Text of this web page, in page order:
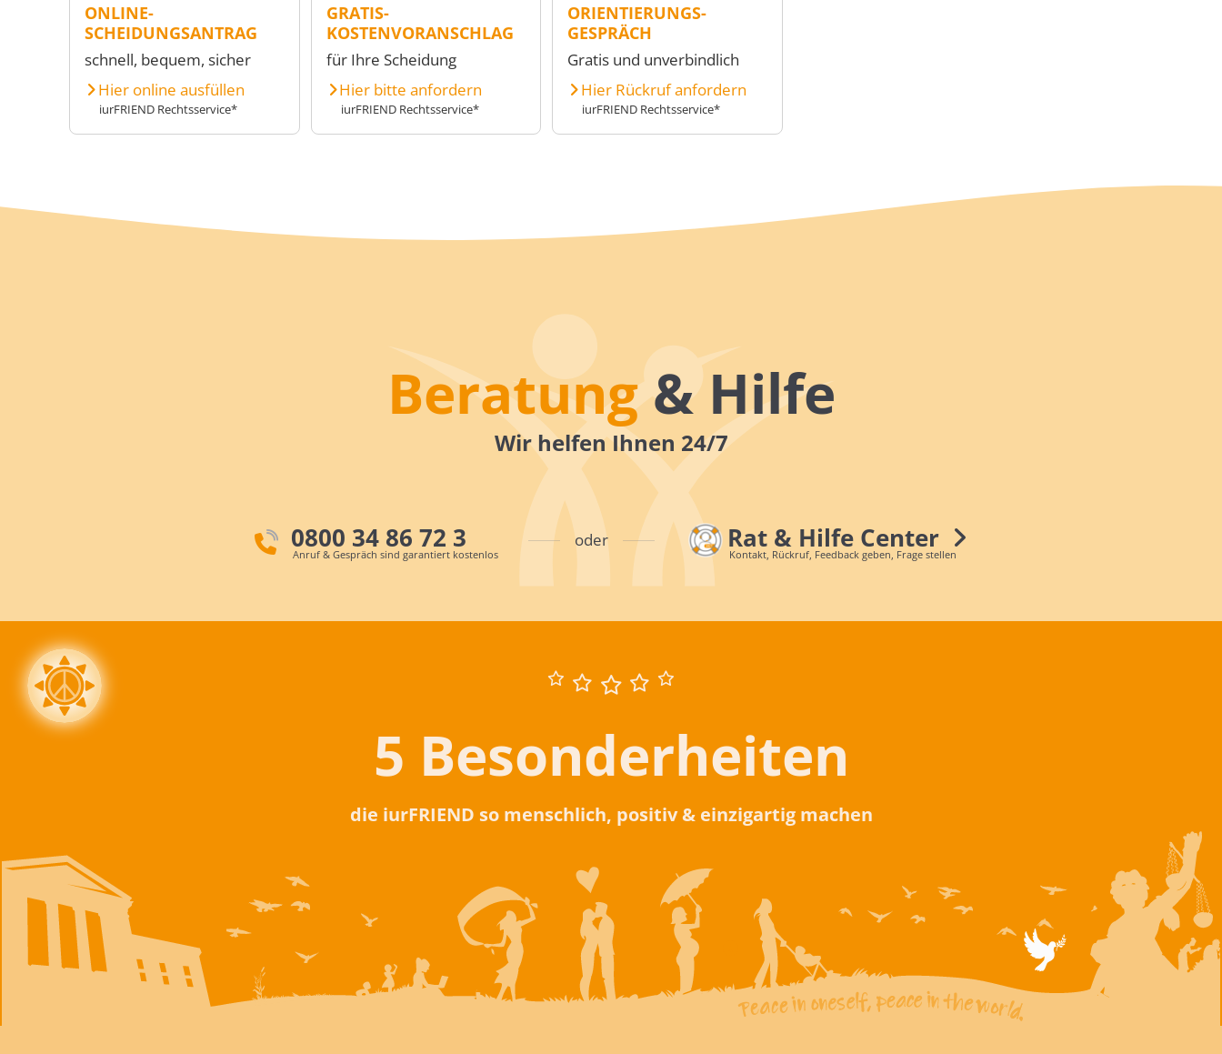
ONLINE-
SCHEIDUNGSANTRAG
schnell, bequem, sicher
Hier online ausfüllen
iurFRIEND Rechtsservice*
GRATIS-
KOSTENVORANSCHLAG
für Ihre Scheidung
Hier bitte anfordern
iurFRIEND Rechtsservice*
ORIENTIERUNGS-
GESPRÄCH
Gratis und unverbindlich
Hier Rückruf anfordern
iurFRIEND Rechtsservice*
Beratung& Hilfe
Wir helfen Ihnen 24/7
0800 34 86 72 3
Anruf & Gespräch sind garantiert kostenlos
oder Rat & Hilfe Center
Kontakt, Rückruf, Feedback geben, Frage stellen
5 Besonderheiten
die iurFRIEND so menschlich, positiv & einzigartig machen